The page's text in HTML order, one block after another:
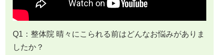
Q1：整体院 晴々にこられる前はどんなお悩みがありま
したか？